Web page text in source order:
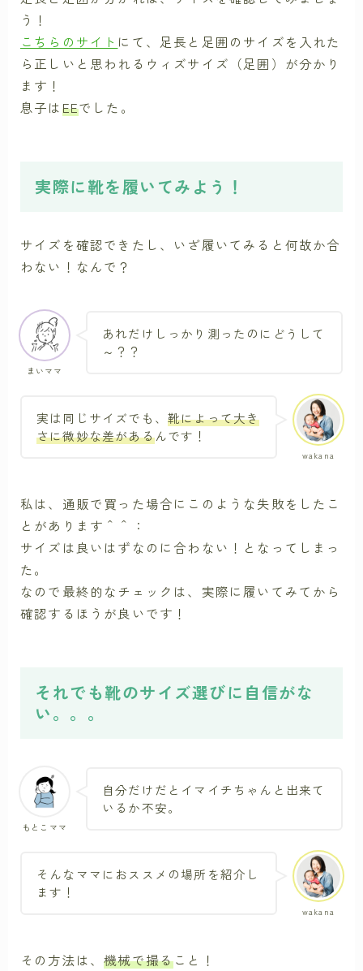
う！
こちらのサイト にて、足長と足囲のサイズを入れた
ら正しいと思われるウィズサイズ（足囲）が分かり
ます！
息子はEEでした。
実際に靴を履いてみよう！
サイズを確認できたし、いざ履いてみると何故か合
わない！なんで？
まいママ
あれだけしっかり測ったのにどうして
～？？
wakana
実は同じサイズでも、 靴によって大き
さに微妙な差があるんです！
私は、通販で買った場合にこのような失敗をしたこ
とがあります＾＾：
サイズは良いはずなのに合わない！となってしまっ
た。
なので最終的なチェックは、実際に履いてみてから
確認するほうが良いです！
それでも靴のサイズ選びに自信がな
い。。。
もとこママ
自分だけだとイマイチちゃんと出来て
いるか不安。
wakana
そんなママにおススメの場所を紹介し
ます！
その方法は、機械で撮ること！